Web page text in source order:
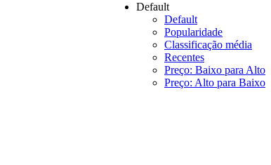
Default
Default
Popularidade
Classificação média
Recentes
Preço: Baixo para Alto
Preço: Alto para Baixo